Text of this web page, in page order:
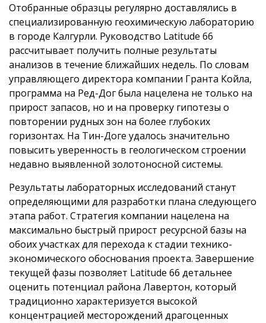
Отобранные образцы регулярно доставлялись в
специализированную геохимическую лабораторию
в городе Калгурли. Руководство Latitude 66
рассчитывает получить полные результаты
анализов в течение ближайших недель. По словам
управляющего директора компании Гранта Койла,
программа на Ред-Дог была нацелена не только на
прирост запасов, но и на проверку гипотезы о
повторении рудных зон на более глубоких
горизонтах. На Тин-Доге удалось значительно
повысить уверенность в геологическом строении
недавно выявленной золотоносной системы.
Результаты лабораторных исследований станут
определяющими для разработки плана следующего
этапа работ. Стратегия компании нацелена на
максимально быстрый прирост ресурсной базы на
обоих участках для перехода к стадии технико-
экономического обоснования проекта. Завершение
текущей фазы позволяет Latitude 66 детальнее
оценить потенциал района Лавертон, который
традиционно характеризуется высокой
концентрацией месторождений драгоценных